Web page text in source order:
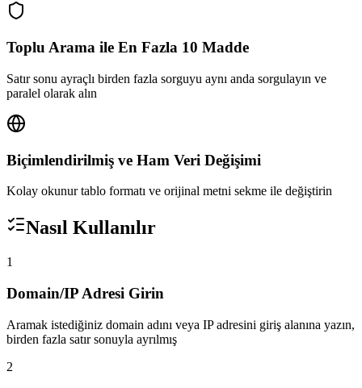
Toplu Arama ile En Fazla 10 Madde
Satır sonu ayraçlı birden fazla sorguyu aynı anda sorgulayın ve
paralel olarak alın
Biçimlendirilmiş ve Ham Veri Değişimi
Kolay okunur tablo formatı ve orijinal metni sekme ile değiştirin
Nasıl Kullanılır
1
Domain/IP Adresi Girin
Aramak istediğiniz domain adını veya IP adresini giriş alanına yazın,
birden fazla satır sonuyla ayrılmış
2